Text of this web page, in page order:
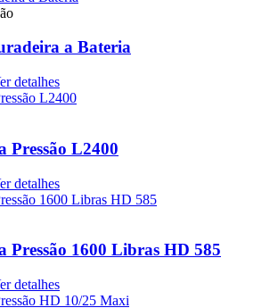
a Bateria
detalhes
Pressão L2400
detalhes
Pressão 1600 Libras HD 585
detalhes